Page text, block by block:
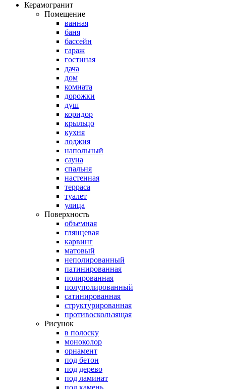
Керамогранит
Помещение
ванная
баня
бассейн
гараж
гостиная
дача
дом
комната
дорожки
душ
коридор
крыльцо
кухня
лоджия
напольный
сауна
спальня
настенная
терраса
туалет
улица
Поверхность
объемная
глянцевая
карвинг
матовый
неполированный
патинированная
полированная
полуполированный
сатинированная
структурированная
противоскользящая
Рисунок
в полоску
моноколор
орнамент
под бетон
под дерево
под ламинат
под камень